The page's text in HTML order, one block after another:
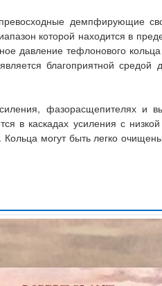
демпфирующие
которой находится в
давление тефлонового
благоприятной средой
фазорасщепителях и
в каскадах усиления с
могут быть легко